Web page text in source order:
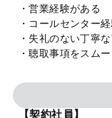
・営業経験がある
・コールセンター
・失礼のない丁寧
・聴取事項をスム
【契約社員】